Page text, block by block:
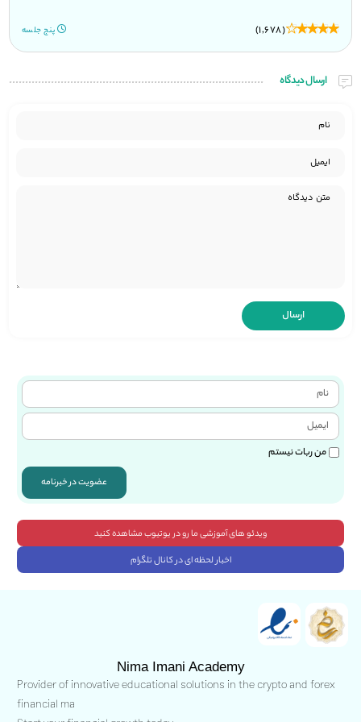
(1,678) پنج جلسه
ارسال دیدگاه
من ربات نیستم
عضویت در خبرنامه
ویدئو های آموزشی ما رو در یوتیوب مشاهده کنید
اخبار لحظه ای در کانال تلگرام
Nima Imani Academy
Provider of innovative educational solutions in the crypto and forex
financial ma